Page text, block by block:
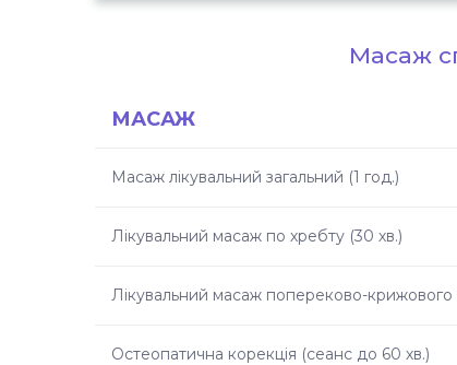
Масаж
МАСАЖ
Масаж лікувальний загальний (1 год.)
Лікувальний масаж по хребту (30 хв.)
Лікувальний масаж попереково-крижового
Остеопатична корекція (сеанс до 60 хв.)